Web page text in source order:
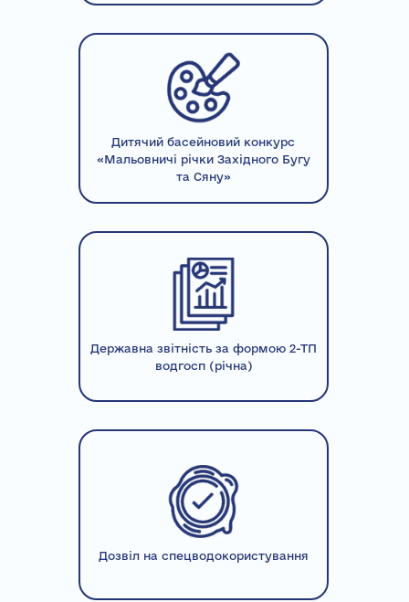
Дитячий басейновий конкурс
«Мальовничі річки Західного Бугу
та Сяну»
Державна звітність за формою 2-ТП
водгосп (річна)
Дозвіл на спецводокористування